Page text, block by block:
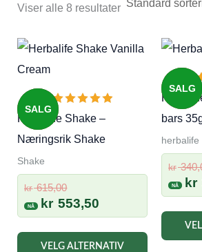
Viser alle 8 resultater
SALG
Herbalife Shake –
Næringsrik Shake
Shake
kr615,00Opprinnelig
pris
var:
kr 615,00.
kr 553,50
pris
er:
VELG ALTERNATIV
Dette
SALG
bars
herbalife
kr
kr